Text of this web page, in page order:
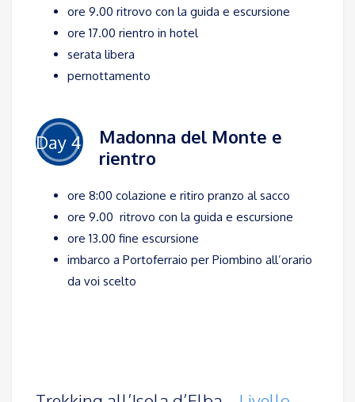
ore 9.00 ritrovo con la guida e escursione
ore 17.00 rientro in hotel
serata libera
pernottamento
Day 4
Madonna del Monte e
rientro
ore 8:00 colazione e ritiro pranzo al sacco
ore 9.00 ritrovo con la guida e escursione
ore 13.00 fine escursione
imbarco a Portoferraio per Piombino all’orario
da voi scelto